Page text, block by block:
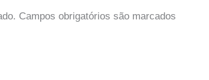
Campos obrigatórios são marcados